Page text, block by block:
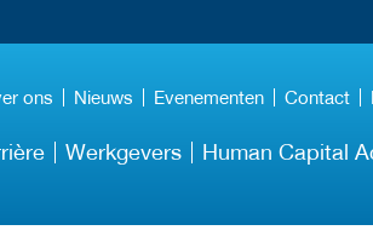
ons Nieuws Evenementen Contact
Werkgevers Human Capital